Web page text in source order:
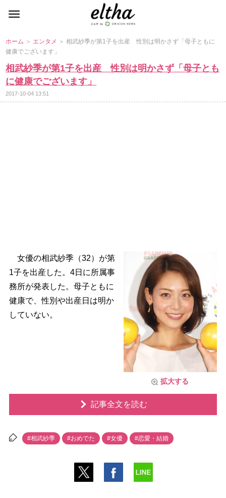
ホーム ＞ エンタメ ＞ 相武紗季が第1子を出産 性別は明かさず「母子ともに
健康でございます」
相武紗季が第1子を出産 性別は明かさず「母子とも
に健康でございます」
2017-10-04 13:51
拡大する
女優の相武紗季（32）が第
1子を出産した。4日に所属事
務所が発表した。母子ともに
健康で、性別や出産日は明か
していない。
記事全文を読む
#相武紗季 #おめでた #女優 #恋愛・結婚